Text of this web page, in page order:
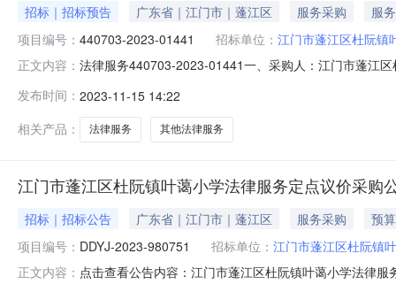
招标｜招标预告 广东省｜江门市｜蓬江区 服务采购
服务
项目编号： 440703-2023-01441 招标单位： 江门市蓬江区杜阮镇
正文内容： 法律服务440703-2023-01441一、采购人：江门市蓬江
日
发布时间： 2023-11-15 14:22
相关产品：
法律服务 其他法律服务
江门市蓬江区杜阮镇叶蔼小学法律服务定点议价采购
招标｜招标公告 广东省｜江门市｜蓬江区 服务采购
预
项目编号： DDYJ-2023-980751 招标单位： 江门市蓬江区杜阮镇
正文内容： 点击查看公告内容：江门市蓬江区杜阮镇叶蔼小学法律